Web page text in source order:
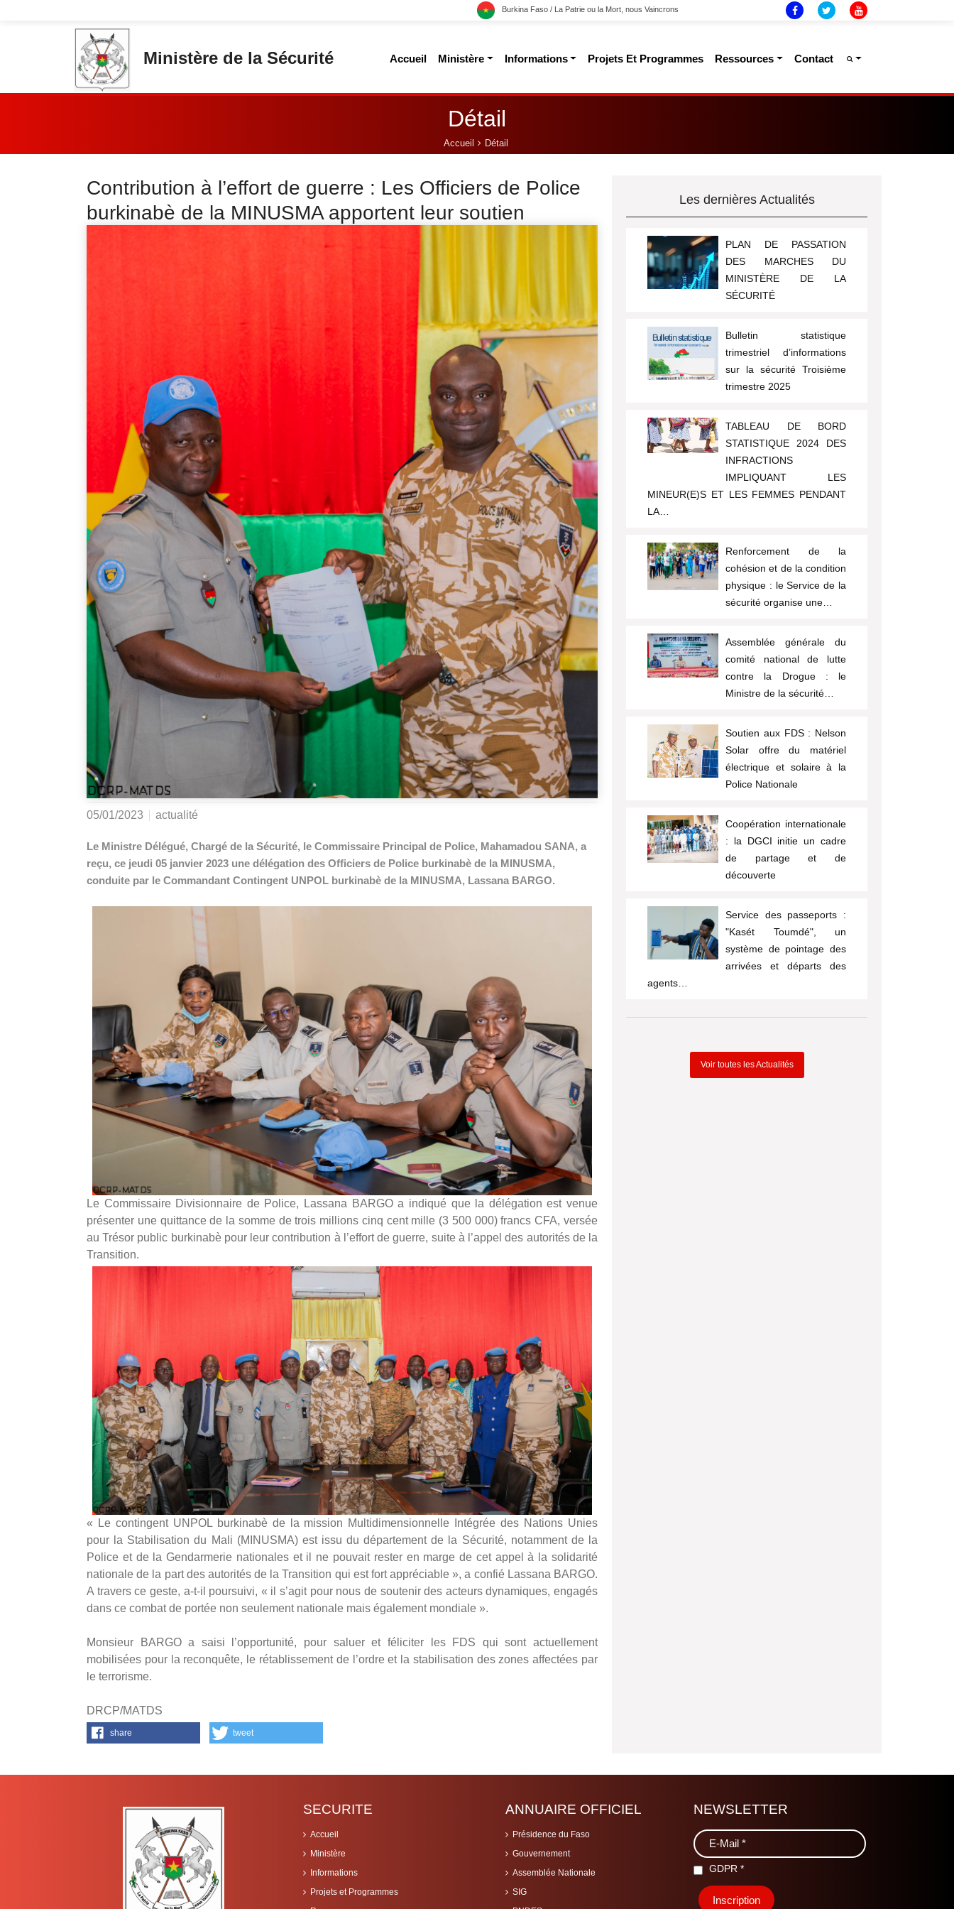
Burkina Faso / La Patrie ou la Mort, nous Vaincrons
Ministère de la Sécurité Accueil Ministère Informations Projets Et Programmes Ressources Contact
Détail
Accueil Détail
Contribution à l’effort de guerre : Les Officiers de Police
burkinabè de la MINUSMA apportent leur soutien
05/01/2023 actualité
Le Ministre Délégué, Chargé de la Sécurité, le Commissaire Principal de Police, Mahamadou SANA, a
reçu, ce jeudi 05 janvier 2023 une délégation des Officiers de Police burkinabè de la MINUSMA,
conduite par le Commandant Contingent UNPOL burkinabè de la MINUSMA, Lassana BARGO.
Le Commissaire Divisionnaire de Police, Lassana BARGO a indiqué que la délégation est venue
présenter une quittance de la somme de trois millions cinq cent mille (3 500 000) francs CFA, versée
au Trésor public burkinabè pour leur contribution à l’effort de guerre, suite à l’appel des autorités de la
Transition.
« Le contingent UNPOL burkinabè de la mission Multidimensionnelle Intégrée des Nations Unies
pour la Stabilisation du Mali (MINUSMA) est issu du département de la Sécurité, notamment de la
Police et de la Gendarmerie nationales et il ne pouvait rester en marge de cet appel à la solidarité
nationale de la part des autorités de la Transition qui est fort appréciable », a confié Lassana BARGO.
A travers ce geste, a-t-il poursuivi, « il s’agit pour nous de soutenir des acteurs dynamiques, engagés
dans ce combat de portée non seulement nationale mais également mondiale ».
Monsieur BARGO a saisi l’opportunité, pour saluer et féliciter les FDS qui sont actuellement
mobilisées pour la reconquête, le rétablissement de l’ordre et la stabilisation des zones affectées par
le terrorisme.
DRCP/MATDS
share tweet
Les dernières Actualités
PLAN DE PASSATION
DES MARCHES DU
MINISTÈRE DE LA
SÉCURITÉ
Bulletin statistique
trimestriel d’informations
sur la sécurité Troisième
trimestre 2025
TABLEAU DE BORD
STATISTIQUE 2024 DES
INFRACTIONS
IMPLIQUANT LES
MINEUR(E)S ET LES FEMMES PENDANT
LA…
Renforcement de la
cohésion et de la condition
physique : le Service de la
sécurité organise une…
Assemblée générale du
comité national de lutte
contre la Drogue : le
Ministre de la sécurité…
Soutien aux FDS : Nelson
Solar offre du matériel
électrique et solaire à la
Police Nationale
Coopération internationale
: la DGCI initie un cadre
de partage et de
découverte
Service des passeports :
"Kasét Toumdé", un
système de pointage des
arrivées et départs des
agents…
Voir toutes les Actualités
SECURITE
Accueil
Ministère
Informations
Projets et Programmes
ANNUAIRE OFFICIEL
Présidence du Faso
Gouvernement
Assemblée Nationale
SIG
NEWSLETTER
GDPR *